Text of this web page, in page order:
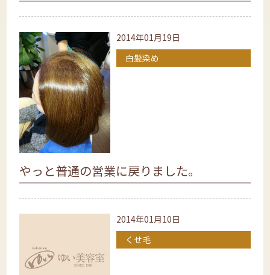
2014年01月19日
白髪染め
やっと普通の営業に戻りました。
2014年01月10日
くせ毛